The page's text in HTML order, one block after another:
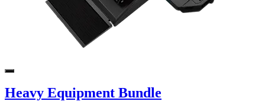
Heavy Equipment Bundle